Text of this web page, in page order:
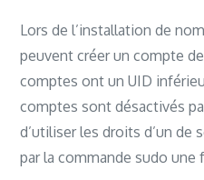
Lors de l’installation de
peuvent créer un compte
comptes ont un UID
comptes sont désactivés
d’utiliser les droits d’un de
par la commande sudo une